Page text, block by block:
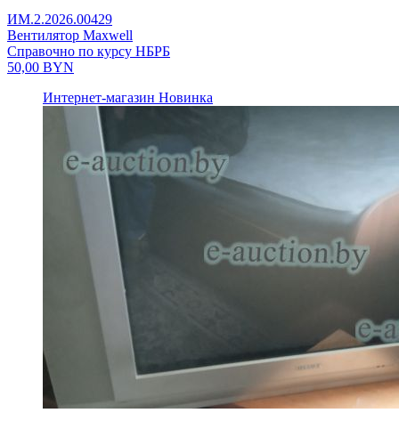
ИМ.2.2026.00429
Вентилятор Maxwell
Справочно по курсу НБРБ
50,00 BYN
Интернет-магазин Новинка